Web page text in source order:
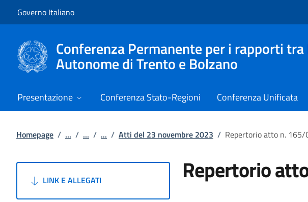
Governo Italiano
Conferenza Permanente per i rapporti
Autonome di Trento e Bolzano
Presentazione Conferenza Stato-Regioni Conferenza Unificata
Homepage / ... / ... / ... / Atti del 23 novembre 2023 / Repertorio atto n. 165/
LINK E ALLEGATI Repertorio